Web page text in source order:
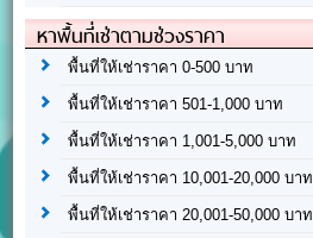
หาพื้นที่เช่าตามช่วงราคา
พื้นที่ให้เช่าราคา 0-500 บาท
พื้นที่ให้เช่าราคา 501-1,000 บาท
พื้นที่ให้เช่าราคา 1,001-5,000 บาท
พื้นที่ให้เช่าราคา 10,001-20,000 บาท
พื้นที่ให้เช่าราคา 20,001-50,000 บาท